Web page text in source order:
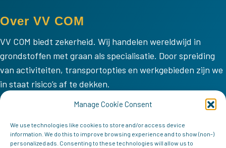
Manage Cookie Consent
We use technologies like cookies to store and/or access device
information. We do this to improve browsing experience and to show (non-)
personalized ads. Consenting to these technologies will allow us to
Over VV COM
VV COM biedt zekerheid. Wij handelen wereldwijd in
grondstoffen met graan als specialisatie. Door spreiding
van activiteiten, transportopties en werkgebieden zijn we
in staat risico’s af te dekken.
VV COM
Home
Missie